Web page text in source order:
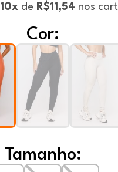
10x de R$11,54 nos
Cor:
Tamanho: